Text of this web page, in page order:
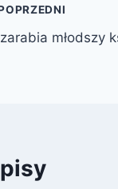
młodszy